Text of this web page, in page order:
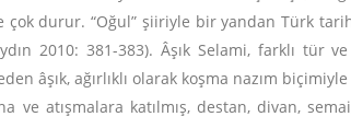
durur. “Oğul” şiiriyle bir yandan Türk
2010: 381-383). Âşık Selami, farklı tür
ağırlıklı olarak koşma nazım
ve atışmalara katılmış, destan, divan,